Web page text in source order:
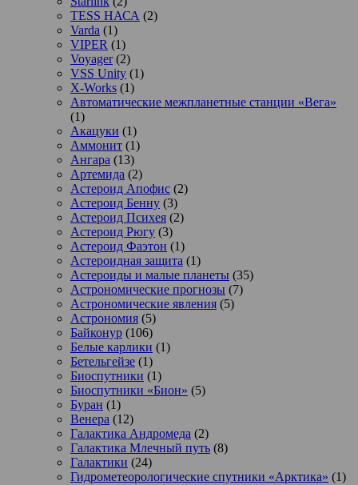
TESS НАСА (2)
Varda (1)
VIPER (1)
Voyager(2)
VSS Unity (1)
X-Works (1)
Автоматические межпланетные станции «Вега»
(1)
Акацуки (1)
Аммонит (1)
Ангара (13)
Артемида (2)
Астероид Апофис (2)
Астероид Бенну (3)
Астероид Психея (2)
Астероид Рюгу (3)
Астероид Фаэтон (1)
Астероидная защита (1)
Астероиды и малые планеты (35)
Астрономические прогнозы (7)
Астрономические явления (5)
Астрономия (5)
Байконур (106)
Белые карлики (1)
Бетельгейзе (1)
Биоспутники (1)
Биоспутники «Бион» (5)
Буран (1)
Венера (12)
Галактика Андромеда (2)
Галактика Млечный путь (8)
Галактики (24)
Гидрометеорологические спутники «Арктика» (1)